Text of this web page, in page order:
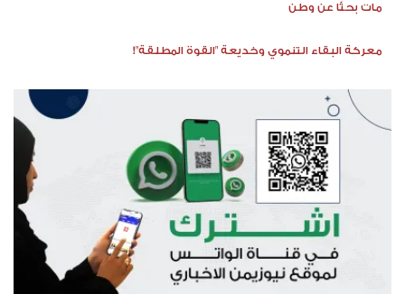
مات بحثًا عن وطن
معركة البقاء التنموي وخديعة "القوة المطلقة"!